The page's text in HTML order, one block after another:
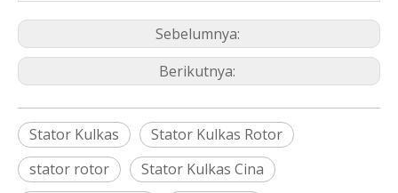
Dijual Mesin Cuci Otomatis Rotor Motor Supplier Motor Mesin Cuci Otomatis Satu Fasa
Sebelumnya:
Berikutnya:
Stator Kulkas
Stator Kulkas Rotor
stator rotor
Stator Kulkas Cina